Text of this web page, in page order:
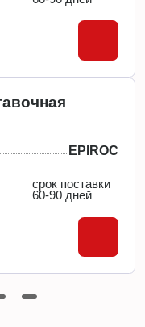
EPIROC
срок поставки
60-90 дней